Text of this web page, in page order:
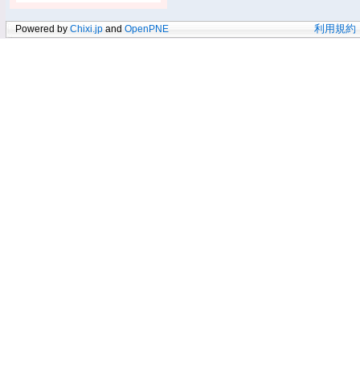
Powered by Chixi.jp and OpenPNE 利用規約